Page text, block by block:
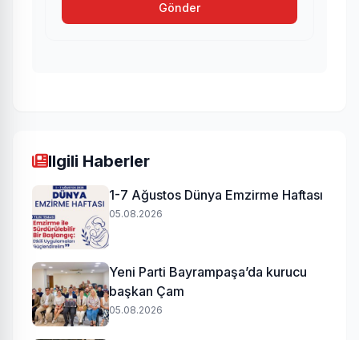
Gönder
Ilgili Haberler
1-7 Ağustos Dünya Emzirme Haftası
05.08.2026
Yeni Parti Bayrampaşa’da kurucu
başkan Çam
05.08.2026